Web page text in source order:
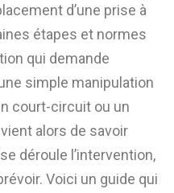
d’une prise à
étapes et normes
qui demande
simple manipulation
court-circuit ou un
alors de savoir
déroule l’intervention,
Voici un guide qui